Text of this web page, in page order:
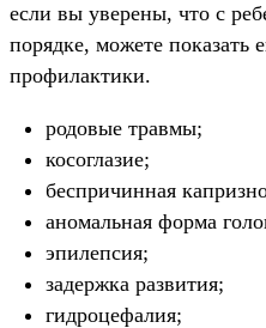
если вы уверены, что с
порядке, можете показать
профилактики.
родовые травмы;
косоглазие;
беспричинная
аномальная форма
эпилепсия;
задержка развития;
гидроцефалия;